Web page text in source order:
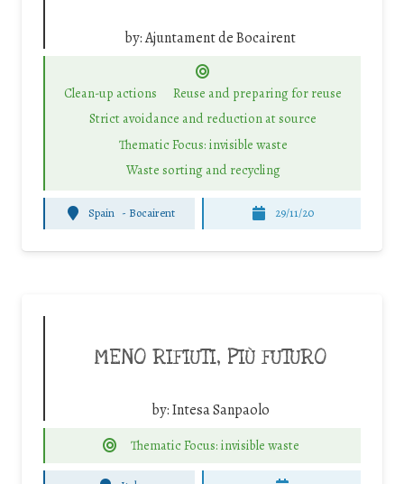
by:Ajuntament de Bocairent
Clean-up actions
Reuse and preparing for reuse
Strict avoidance and reduction at source
Thematic Focus: invisible waste
Waste sorting and recycling
Spain - Bocairent 29/11/20
MENO RIFIUTI, PIÙ FUTURO
by:Intesa Sanpaolo
Thematic Focus: invisible waste